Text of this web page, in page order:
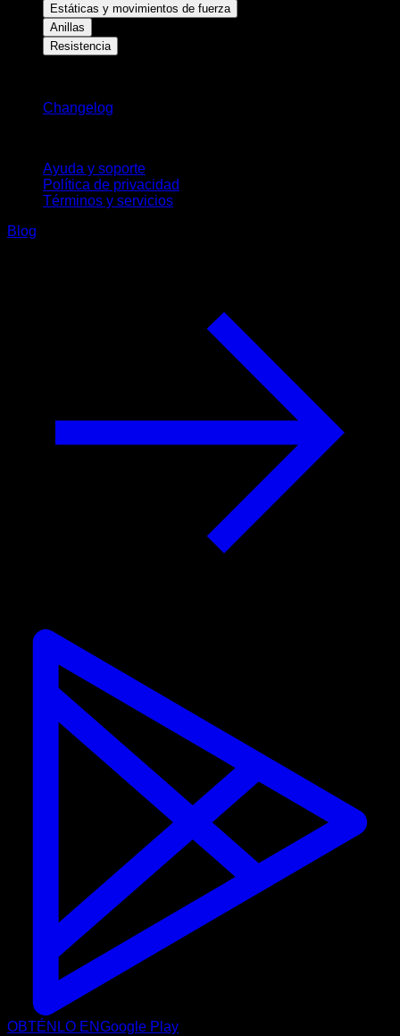
Estáticas y movimientos de fuerza
Anillas
Resistencia
Changelog
Ayuda y soporte
Política de privacidad
Términos y servicios
Blog
OBTÉNLO ENGoogle Play